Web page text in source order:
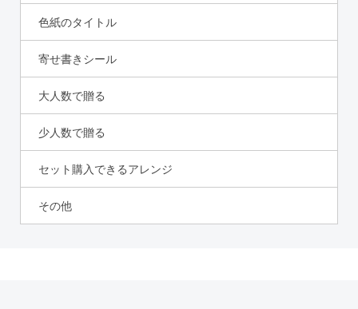
色紙のタイトル
寄せ書きシール
大人数で贈る
少人数で贈る
セット購入できるアレンジ
その他